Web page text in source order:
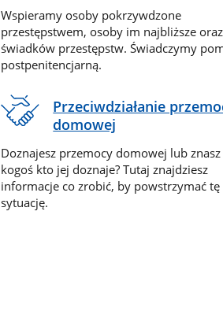
Wspieramy osoby pokrzywdzone
przestępstwem, osoby im najbliższe oraz
świadków przestępstw. Świadczymy
postpenitencjarną.
Przeciwdziałanie
domowej
Doznajesz przemocy domowej lub znasz
kogoś kto jej doznaje? Tutaj znajdziesz
informacje co zrobić, by powstrzymać tę
sytuację.